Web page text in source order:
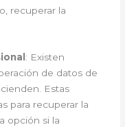
recuperar la
: Existen
de datos de
Estas
para recuperar la
opción si la